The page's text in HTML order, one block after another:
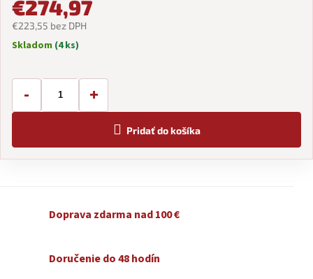
€274,97
€223,55 bez DPH
Jednotková
Skladom (4 ks)
- +
Pridať do košíka
Doprava zdarma nad 100 €
Doručenie do 48 hodín